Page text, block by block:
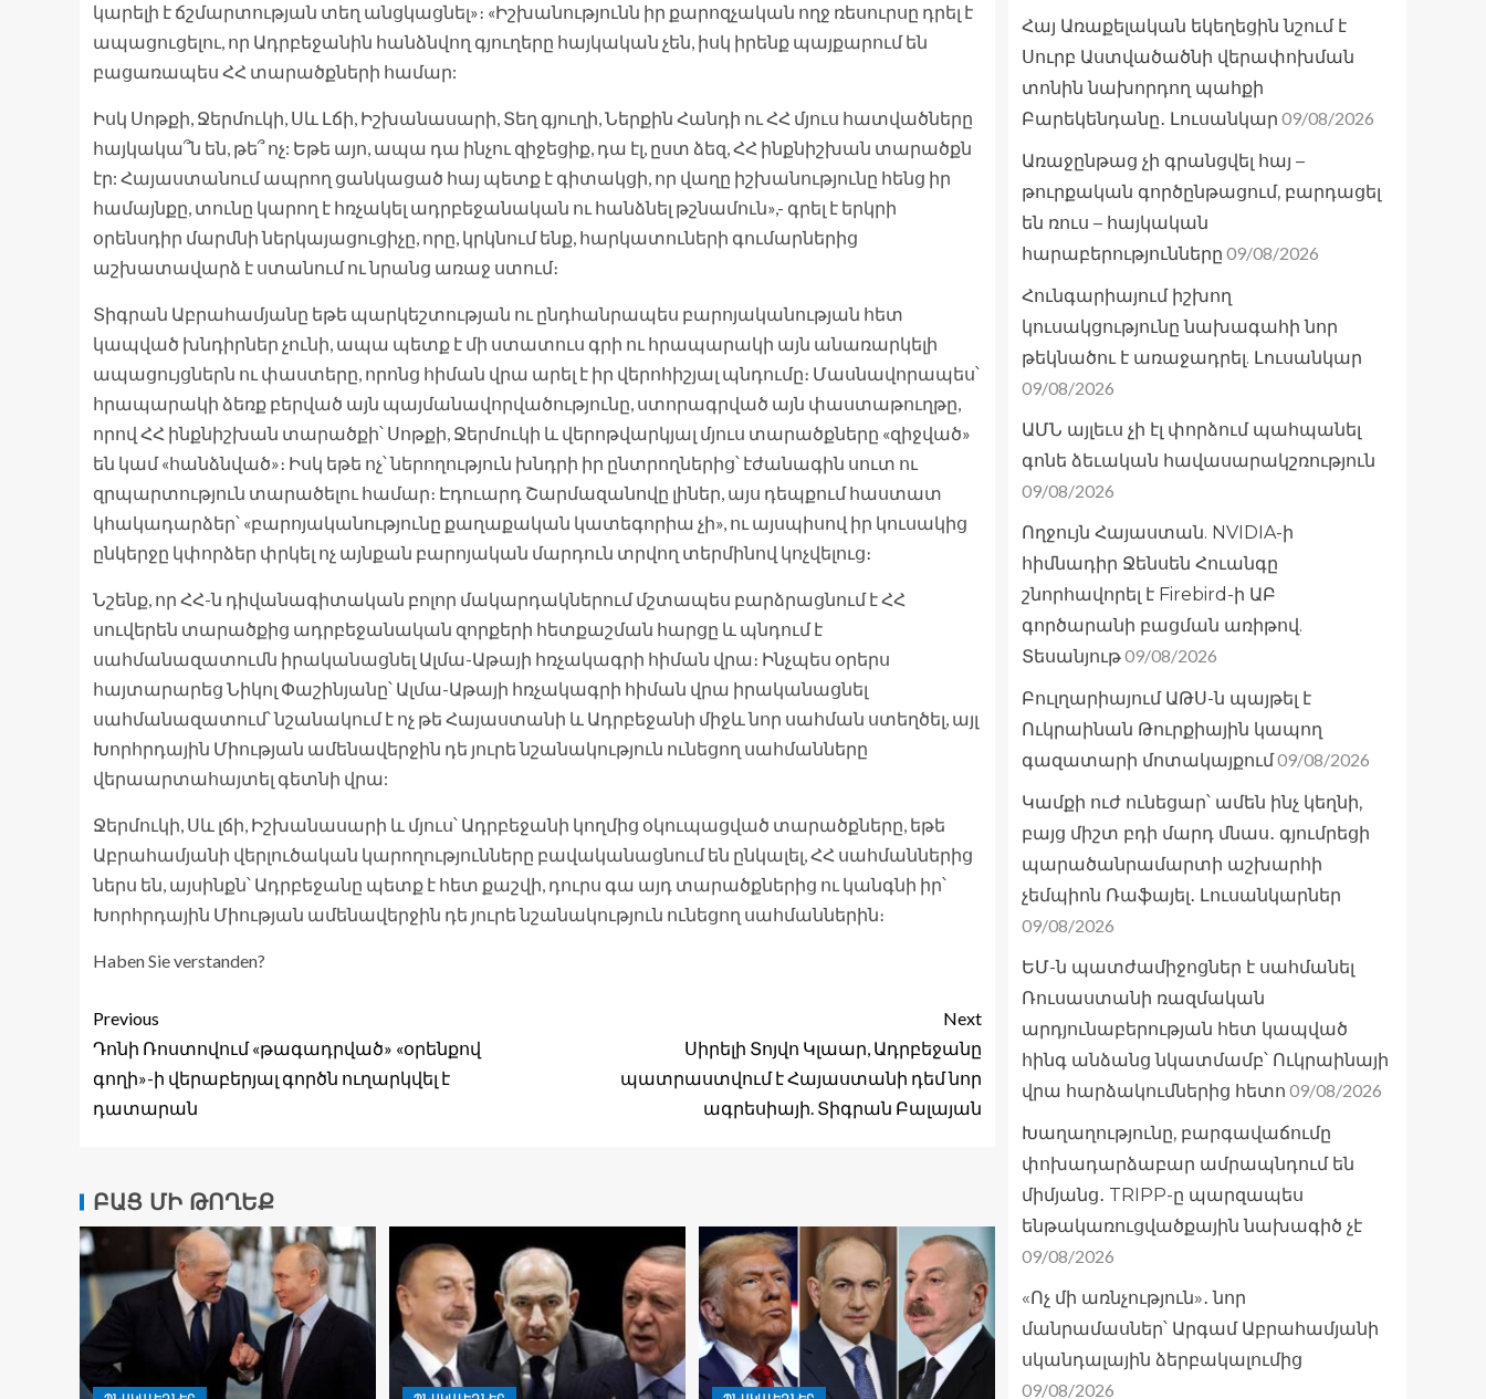
կարելի է ճշմարտության տեղ անցկացնել»։ «Իշխանությունն իր քարոզչական ողջ ռեսուրսը դրել է
ապացուցելու, որ Ադրբեջանին հանձնվող գյուղերը հայկական չեն, իսկ իրենք պայքարում են
բացառապես ՀՀ տարածքների համար:
Իսկ Սոթքի, Ջերմուկի, Սև Լճի, Իշխանասարի, Տեղ գյուղի, Ներքին Հանդի ու ՀՀ մյուս հատվածները
հայկակա՞ն են, թե՞ ոչ: Եթե այո, ապա դա ինչու զիջեցիք, դա էլ, ըստ ձեզ, ՀՀ ինքնիշխան տարածքն
էր: Հայաստանում ապրող ցանկացած հայ պետք է գիտակցի, որ վաղը իշխանությունը հենց իր
համայնքը, տունը կարող է հռչակել ադրբեջանական ու հանձնել թշնամուն»,- գրել է երկրի
օրենսդիր մարմնի ներկայացուցիչը, որը, կրկնում ենք, հարկատուների գումարներից
աշխատավարձ է ստանում ու նրանց առաջ ստում։
Տիգրան Աբրահամյանը եթե պարկեշտության ու ընդհանրապես բարոյականության հետ
կապված խնդիրներ չունի, ապա պետք է մի ստատուս գրի ու հրապարակի այն անառարկելի
ապացույցներն ու փաստերը, որոնց հիման վրա արել է իր վերոհիշյալ պնդումը։ Մասնավորապես՝
հրապարակի ձեռք բերված այն պայմանավորվածությունը, ստորագրված այն փաստաթուղթը,
որով ՀՀ ինքնիշխան տարածքի՝ Սոթքի, Ջերմուկի և վերոթվարկյալ մյուս տարածքները «զիջված»
են կամ «հանձնված»։ Իսկ եթե ոչ՝ ներողություն խնդրի իր ընտրողներից՝ էժանագին սուտ ու
զրպարտություն տարածելու համար։ Էդուարդ Շարմազանովը լիներ, այս դեպքում հաստատ
կհակադարձեր՝ «բարոյականությունը քաղաքական կատեգորիա չի», ու այսպիսով իր կուսակից
ընկերջը կփորձեր փրկել ոչ այնքան բարոյական մարդուն տրվող տերմինով կոչվելուց։
Նշենք, որ ՀՀ-ն դիվանագիտական բոլոր մակարդակներում մշտապես բարձրացնում է ՀՀ
սուվերեն տարածքից ադրբեջանական զորքերի հետքաշման հարցը և պնդում է
սահմանազատումն իրականացնել Ալմա-Աթայի հռչակագրի հիման վրա։ Ինչպես օրերս
հայտարարեց Նիկոլ Փաշինյանը՝ Ալմա-Աթայի հռչակագրի հիման վրա իրականացնել
սահմանազատում՝ նշանակում է ոչ թե Հայաստանի և Ադրբեջանի միջև նոր սահման ստեղծել, այլ
Խորհրդային Միության ամենավերջին դե յուրե նշանակություն ունեցող սահմանները
վերաարտահայտել գետնի վրա:
Ջերմուկի, Սև լճի, Իշխանասարի և մյուս՝ Ադրբեջանի կողմից օկուպացված տարածքները, եթե
Աբրահամյանի վերլուծական կարողությունները բավականացնում են ընկալել, ՀՀ սահմաններից
ներս են, այսինքն՝ Ադրբեջանը պետք է հետ քաշվի, դուրս գա այդ տարածքներից ու կանգնի իր՝
Խորհրդային Միության ամենավերջին դե յուրե նշանակություն ունեցող սահմաններին։
Haben Sie verstanden?
Previous
Դոնի Ռոստովում «թագադրված» «օրենքով
գողի»-ի վերաբերյալ գործն ուղարկվել է
դատարան
Next
Սիրելի Տոյվո Կլաար, Ադրբեջանը
պատրաստվում է Հայաստանի դեմ նոր
ագրեսիայի. Տիգրան Բալայան
ԲԱՑ ՄԻ ԹՈՂԵՔ
Հայ Առաքելական եկեղեցին նշում է
Սուրբ Աստվածածնի վերափոխման
տոնին նախորդող պահքի
Բարեկենդանը․ Լուսանկար 09/08/2026
Առաջընթաց չի գրանցվել հայ –
թուրքական գործընթացում, բարդացել
են ռուս – հայկական
հարաբերությունները 09/08/2026
Հունգարիայում իշխող
կուսակցությունը նախագահի նոր
թեկնածու է առաջադրել. Լուսանկար
09/08/2026
ԱՄՆ այլեւս չի էլ փորձում պահպանել
գոնե ձեւական հավասարակշռություն
09/08/2026
Ողջույն Հայաստան. NVIDIA-ի
հիմնադիր Ջենսեն Հուանգը
շնորհավորել է Firebird-ի ԱԲ
գործարանի բացման առիթով.
Տեսանյութ09/08/2026
Բուլղարիայում ԱԹՍ-ն պայթել է
Ուկրաինան Թուրքիային կապող
գազատարի մոտակայքում09/08/2026
Կամքի ուժ ունեցար՝ ամեն ինչ կեղնի,
բայց միշտ բդի մարդ մնաս․ գյումրեցի
պարածանրամարտի աշխարհի
չեմպիոն Ռաֆայել․ Լուսանկարներ
09/08/2026
ԵՄ-ն պատժամիջոցներ է սահմանել
Ռուսաստանի ռազմական
արդյունաբերության հետ կապված
հինգ անձանց նկատմամբ՝ Ուկրաինայի
վրա հարձակումներից հետո 09/08/2026
Խաղաղությունը, բարգավաճումը
փոխադարձաբար ամրապնդում են
միմյանց․ TRIPP-ը պարզապես
ենթակառուցվածքային նախագիծ չէ
09/08/2026
«Ոչ մի առնչություն»․ նոր
մանրամասներ՝ Արգամ Աբրահամյանի
սկանդալային ձերբակալումից
09/08/2026